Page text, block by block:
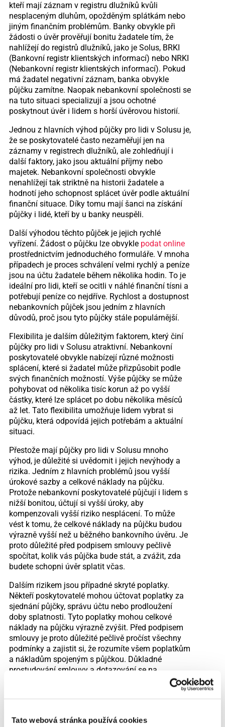
Tato webová stránka používá cookies
kteří mají záznam v registru dlužníků kvůli
nesplaceným dluhům, opožděným splátkám nebo
jiným finančním problémům. Banky obvykle při
žádosti o úvěr prověřují bonitu žadatele tím, že
nahlížejí do registrů dlužníků, jako je Solus, BRKI
(Bankovní registr klientských informací) nebo NRKI
(Nebankovní registr klientských informací). Pokud
má žadatel negativní záznam, banka obvykle
půjčku zamítne. Naopak nebankovní společnosti se
na tuto situaci specializují a jsou ochotné
poskytnout úvěr i lidem s horší úvěrovou historií.
Jednou z hlavních výhod půjčky pro lidi v Solusu je,
že se poskytovatelé často nezaměřují jen na
záznamy v registrech dlužníků, ale zohledňují i
další faktory, jako jsou aktuální příjmy nebo
majetek. Nebankovní společnosti obvykle
nenahlížejí tak striktně na historii žadatele a
hodnotí jeho schopnost splácet úvěr podle aktuální
finanční situace. Díky tomu mají šanci na získání
půjčky i lidé, kteří by u banky neuspěli.
Další výhodou těchto půjček je jejich rychlé
vyřízení. Žádost o půjčku lze obvykle podat online
prostřednictvím jednoduchého formuláře. V mnoha
případech je proces schválení velmi rychlý a peníze
jsou na účtu žadatele během několika hodin. To je
ideální pro lidi, kteří se ocitli v náhlé finanční tísni a
potřebují peníze co nejdříve. Rychlost a dostupnost
nebankovních půjček jsou jedním z hlavních
důvodů, proč jsou tyto půjčky stále populárnější.
Flexibilita je dalším důležitým faktorem, který činí
půjčky pro lidi v Solusu atraktivní. Nebankovní
poskytovatelé obvykle nabízejí různé možnosti
splácení, které si žadatel může přizpůsobit podle
svých finančních možností. Výše půjčky se může
pohybovat od několika tisíc korun až po vyšší
částky, které lze splácet po dobu několika měsíců
až let. Tato flexibilita umožňuje lidem vybrat si
půjčku, která odpovídá jejich potřebám a aktuální
situaci.
Přestože mají půjčky pro lidi v Solusu mnoho
výhod, je důležité si uvědomit i jejich nevýhody a
rizika. Jedním z hlavních problémů jsou vyšší
úrokové sazby a celkové náklady na půjčku.
Protože nebankovní poskytovatelé půjčují i lidem s
nižší bonitou, účtují si vyšší úroky, aby
kompenzovali vyšší riziko nesplácení. To může
vést k tomu, že celkové náklady na půjčku budou
výrazně vyšší než u běžného bankovního úvěru. Je
proto důležité před podpisem smlouvy pečlivě
spočítat, kolik vás půjčka bude stát, a zvážit, zda
budete schopni úvěr splatit včas.
Dalším rizikem jsou případné skryté poplatky.
Někteří poskytovatelé mohou účtovat poplatky za
sjednání půjčky, správu účtu nebo prodloužení
doby splatnosti. Tyto poplatky mohou celkové
náklady na půjčku výrazně zvýšit. Před podpisem
smlouvy je proto důležité pečlivě pročíst všechny
podmínky a zajistit si, že rozumíte všem poplatkům
a nákladům spojeným s půjčkou. Důkladné
prostudování smlouvy a dotazování se na
nejasnosti jsou klíčové pro to, abyste se vyhnuli
Solusu je možnost předlužení. Protože jsou tyto